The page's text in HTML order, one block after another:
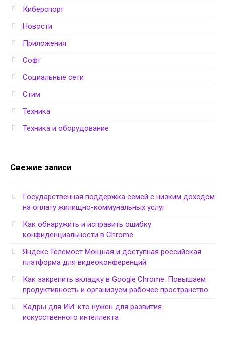
Киберспорт
Новости
Приложения
Софт
Социальные сети
Стим
Техника
Техника и оборудование
Свежие записи
Государственная поддержка семей с низким доходом
на оплату жилищно-коммунальных услуг
Как обнаружить и исправить ошибку
конфиденциальности в Chrome
Яндекс.Телемост Мощная и доступная российская
платформа для видеоконференций
Как закрепить вкладку в Google Chrome: Повышаем
продуктивность и организуем рабочее пространство
Кадры для ИИ: кто нужен для развития
искусственного интеллекта